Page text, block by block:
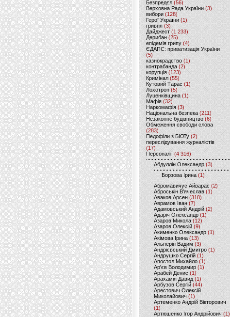
Безпредєл(56)
Верховна Рада України (3)
вибори(128)
Герої України(1)
гривня (3)
Дайджест (1 233)
Дерибан (25)
епідемія грипу (4)
ЄДАПС: приватизація України
(5)
казнокрадство (1)
контрабанда (2)
корупція (123)
Кримінал (55)
Кутовий Тарас (1)
Лохотрон(5)
Луценківщина (1)
Мафія (32)
Наркомафія (3)
Національна безпека (211)
Незаконне будівництво(6)
Обмеження свободи слова
(283)
Педофіли з БЮТу (2)
переслідування журналістів
(17)
Персоналії (4 316)
Абдуллін Олександр (3)
Борзова Ірина(1)
Абромавичус Айварас (2)
Аброськін В’ячеслав(1)
Аваков Арсен (318)
Аврамов Іван (7)
Адамовський Андрій(2)
Адаріч Олександр (1)
Азаров Микола (12)
Азаров Олексій (9)
Акименко Олександр(1)
Акімова Ірина(13)
Альперін Вадим (3)
Андрієвський Дмитро(1)
Андрушко Сергій(1)
Апостол Михайло(1)
Ар'єв Володимир (1)
Арабей Денис(1)
Арахамія Давид (1)
Арбузов Сергій (44)
Арестович Олексій
Миколайович(1)
Артеменко Андрій Вікторович
(1)
Артюшенко Ігор Андрійович(1)